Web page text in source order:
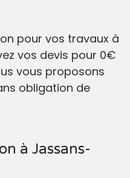
pour vos travaux à
vos devis pour 0€
vous proposons
obligation de
à Jassans-